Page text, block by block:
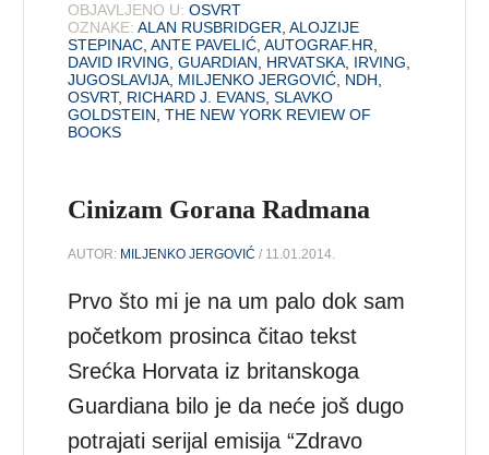
OBJAVLJENO U: OSVRT
OZNAKE: ALAN RUSBRIDGER,ALOJZIJE
STEPINAC,ANTE PAVELIĆ,AUTOGRAF.HR,
DAVID IRVING,GUARDIAN, HRVATSKA, IRVING,
JUGOSLAVIJA, MILJENKO JERGOVIĆ, NDH,
OSVRT, RICHARD J. EVANS,SLAVKO
GOLDSTEIN,THE NEW YORK REVIEW OF
BOOKS
Cinizam Gorana Radmana
AUTOR: MILJENKO JERGOVIĆ / 11.01.2014.
Prvo što mi je na um palo dok sam
početkom prosinca čitao tekst
Srećka Horvata iz britanskoga
Guardiana bilo je da neće još dugo
potrajati serijal emisija “Zdravo